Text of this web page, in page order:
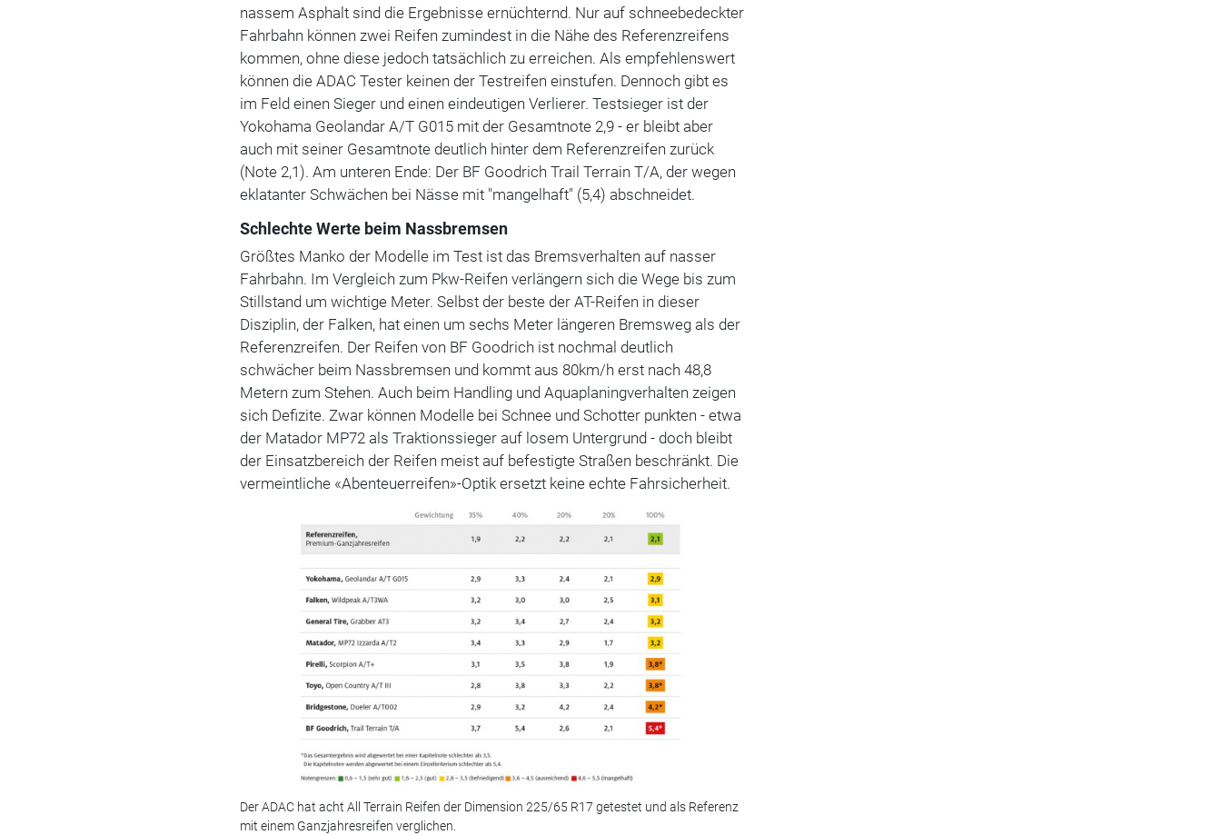
nassem Asphalt sind die Ergebnisse ernüchternd. Nur auf schneebedeckter
Fahrbahn können zwei Reifen zumindest in die Nähe des Referenzreifens
kommen, ohne diese jedoch tatsächlich zu erreichen. Als empfehlenswert
können die ADAC Tester keinen der Testreifen einstufen. Dennoch gibt es
im Feld einen Sieger und einen eindeutigen Verlierer. Testsieger ist der
Yokohama Geolandar A/T G015 mit der Gesamtnote 2,9 - er bleibt aber
auch mit seiner Gesamtnote deutlich hinter dem Referenzreifen zurück
(Note 2,1). Am unteren Ende: Der BF Goodrich Trail Terrain T/A, der wegen
eklatanter Schwächen bei Nässe mit "mangelhaft" (5,4) abschneidet.
Schlechte Werte beim Nassbremsen
Größtes Manko der Modelle im Test ist das Bremsverhalten auf nasser
Fahrbahn. Im Vergleich zum Pkw-Reifen verlängern sich die Wege bis zum
Stillstand um wichtige Meter. Selbst der beste der AT-Reifen in dieser
Disziplin, der Falken, hat einen um sechs Meter längeren Bremsweg als der
Referenzreifen. Der Reifen von BF Goodrich ist nochmal deutlich
schwächer beim Nassbremsen und kommt aus 80km/h erst nach 48,8
Metern zum Stehen. Auch beim Handling und Aquaplaningverhalten zeigen
sich Defizite. Zwar können Modelle bei Schnee und Schotter punkten - etwa
der Matador MP72 als Traktionssieger auf losem Untergrund - doch bleibt
der Einsatzbereich der Reifen meist auf befestigte Straßen beschränkt. Die
vermeintliche «Abenteuerreifen»-Optik ersetzt keine echte Fahrsicherheit.
Der ADAC hat acht All Terrain Reifen der Dimension 225/65 R17 getestet und als Referenz
mit einem Ganzjahresreifen verglichen.